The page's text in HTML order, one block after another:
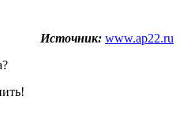
Источник: www.ap22.ru